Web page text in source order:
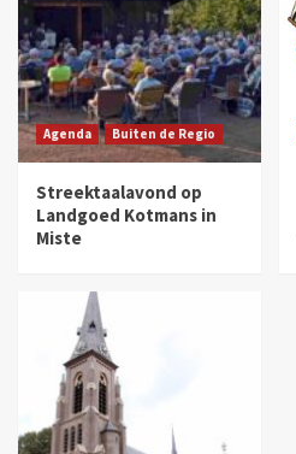
Agenda Buiten de Regio
Streektaalavond op
Landgoed Kotmans in
Miste